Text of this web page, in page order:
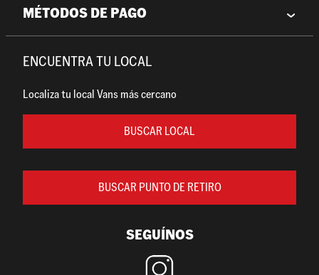
MÉTODOS DE PAGO
ENCUENTRA TU LOCAL
Localiza tu local Vans más cercano
BUSCAR LOCAL
BUSCAR PUNTO DE RETIRO
SEGUÍNOS